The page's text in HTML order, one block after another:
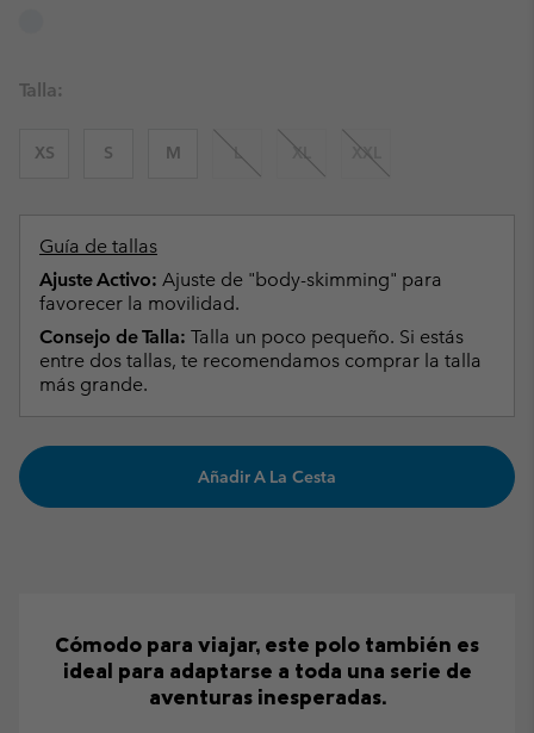
Talla:
XS S M L XL XXL
Guía de tallas
Ajuste Activo: Ajuste de "body-skimming" para
favorecer la movilidad.
Consejo de Talla: Talla un poco pequeño. Si estás
entre dos tallas, te recomendamos comprar la talla
más grande.
Añadir A La Cesta
Cómodo para viajar, este polo también es
ideal para adaptarse a toda una serie de
aventuras inesperadas.